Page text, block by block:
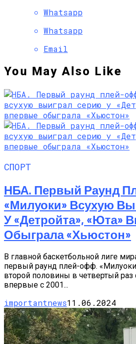
Whatsapp
Whatsapp
Email
You May Also Like
СПОРТ
НБА. Первый Раунд
«Милуоки» Всухую
У «Детройта», «Юта»
Обыграла «Хьюстон»
В главной баскетбольной лиге
первый раунд плей-офф.
второй половины в четвертый раз
впервые с 2001...
importantnews11.06.2024